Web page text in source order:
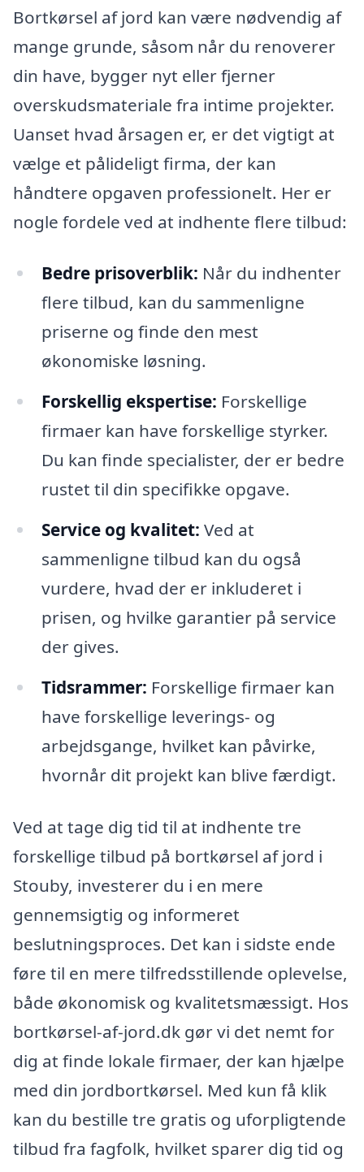
Bortkørsel af jord kan være nødvendig af
mange grunde, såsom når du renoverer
din have, bygger nyt eller fjerner
overskudsmateriale fra intime projekter.
Uanset hvad årsagen er, er det vigtigt at
vælge et pålideligt firma, der kan
håndtere opgaven professionelt. Her er
nogle fordele ved at indhente flere tilbud:
Bedre prisoverblik: Når du indhenter
flere tilbud, kan du sammenligne
priserne og finde den mest
økonomiske løsning.
Forskellig ekspertise: Forskellige
firmaer kan have forskellige styrker.
Du kan finde specialister, der er bedre
rustet til din specifikke opgave.
Service og kvalitet: Ved at
sammenligne tilbud kan du også
vurdere, hvad der er inkluderet i
prisen, og hvilke garantier på service
der gives.
Tidsrammer: Forskellige firmaer kan
have forskellige leverings- og
arbejdsgange, hvilket kan påvirke,
hvornår dit projekt kan blive færdigt.
Ved at tage dig tid til at indhente tre
forskellige tilbud på bortkørsel af jord i
Stouby, investerer du i en mere
gennemsigtig og informeret
beslutningsproces. Det kan i sidste ende
føre til en mere tilfredsstillende oplevelse,
både økonomisk og kvalitetsmæssigt. Hos
bortkørsel-af-jord.dk gør vi det nemt for
dig at finde lokale firmaer, der kan hjælpe
med din jordbortkørsel. Med kun få klik
kan du bestille tre gratis og uforpligtende
tilbud fra fagfolk, hvilket sparer dig tid og